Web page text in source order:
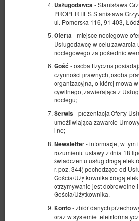
Usługodawca - Stanisława
PROPERTIES Stanisława
ul. Pomorska 116, 91-403,
Oferta - miejsce noclegowe
Usługodawcę w celu zawarcia
noclegowego za
Gość - osoba fizyczna
czynności prawnych, osoba
organizacyjna, o której mowa w
cywilnego, zawierająca z
noclegu;
Serwis - prezentacja Oferty
umożliwiająca zawarcie
line;
Newsletter- informacje, w tym
rozumieniu ustawy z dnia 18
świadczeniu usług drogą
r. poz. 344) pochodzące od
Gościa/Użytkownika drogą
otrzymywanie jest dobrowolne
Gościa/Użytkownika.
Konto- zbiór danych
oraz w systemie
Pokój nr 1 (2 os. z
Dostępna liczba: 1
pow. 14,00 m2
1
2 łóżka pojedyncze (Single)
175,00 zł